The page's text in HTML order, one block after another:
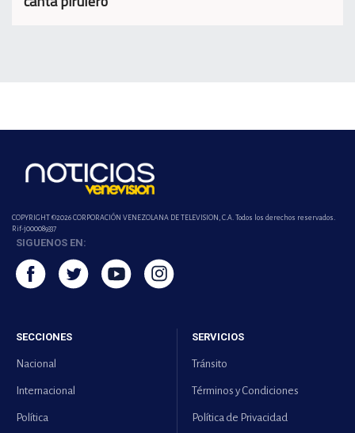
COPYRIGHT ©2026 CORPORACIÓN VENEZOLANA DE TELEVISION, C.A. Todos los derechos reservados.
Rif-j000089337
SIGUENOS EN:
SECCIONES
Nacional
Internacional
Política
SERVICIOS
Tránsito
Términos y Condiciones
Política de Privacidad